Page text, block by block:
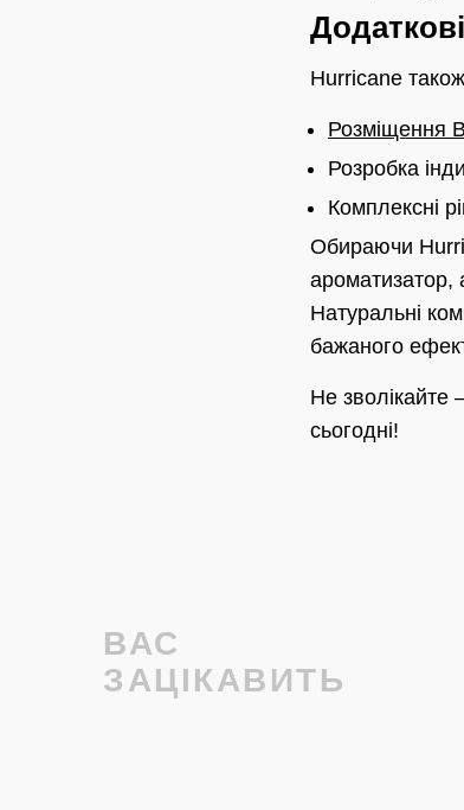
Hurricane
Розміщення
Розробка
Комплексні
Обираючи
ароматизатор,
Натуральні
бажаного
Не зволікайте
сьогодні!
ВАС
ЗАЦІКАВИТЬ